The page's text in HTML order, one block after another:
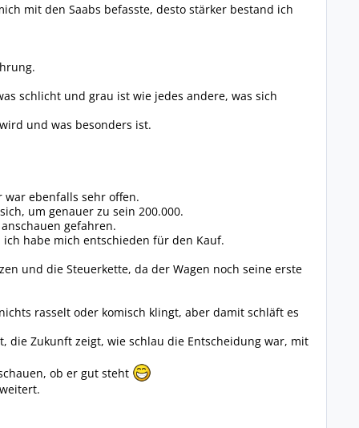
mit den Saabs befasste, desto stärker bestand ich
schlicht und grau ist wie jedes andere, was sich
und was besonders ist.
war ebenfalls sehr offen.
um genauer zu sein 200.000.
gefahren.
habe mich entschieden für den Kauf.
und die Steuerkette, da der Wagen noch seine erste
rasselt oder komisch klingt, aber damit schläft es
die Zukunft zeigt, wie schlau die Entscheidung war, mit
ob er gut steht